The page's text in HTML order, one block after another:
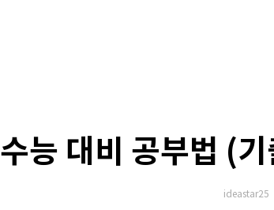
수능 대비 공부법 (
ideastar25